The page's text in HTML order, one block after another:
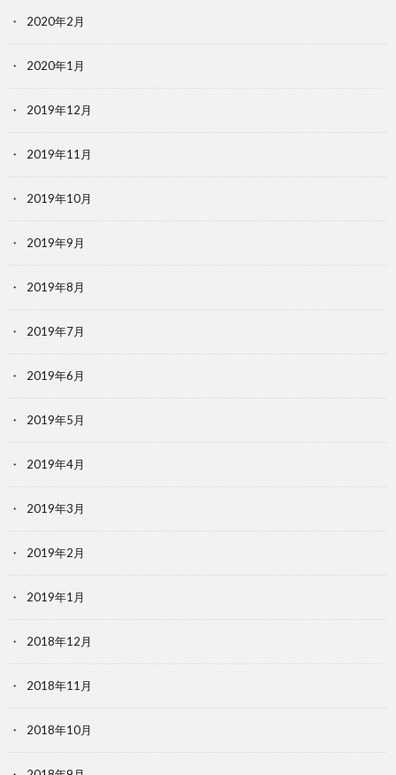
2020年2月
2020年1月
2019年12月
2019年11月
2019年10月
2019年9月
2019年8月
2019年7月
2019年6月
2019年5月
2019年4月
2019年3月
2019年2月
2019年1月
2018年12月
2018年11月
2018年10月